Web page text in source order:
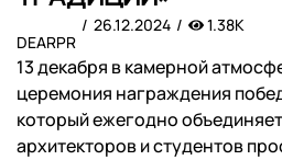
DEARPR
26.12.2024 1.38K
13 декабря в камерной
церемония награждения
который ежегодно
архитекторов и студентов